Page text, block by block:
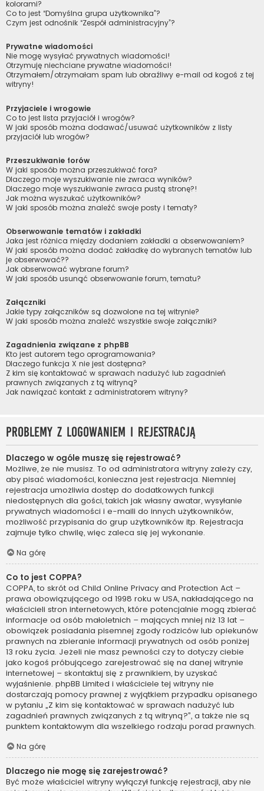
kolorami?
Co to jest “Domyślna grupa użytkownika”?
Czym jest odnośnik “Zespół administracyjny”?
Prywatne wiadomości
Nie mogę wysyłać prywatnych wiadomości!
Otrzymuję niechciane prywatne wiadomości!
Otrzymałem/otrzymałam spam lub obraźliwy e-mail od kogoś z tej
witryny!
Przyjaciele i wrogowie
Co to jest lista przyjaciół i wrogów?
W jaki sposób można dodawać/usuwać użytkowników z listy
przyjaciół lub wrogów?
Przeszukiwanie forów
W jaki sposób można przeszukiwać fora?
Dlaczego moje wyszukiwanie nie zwraca wyników?
Dlaczego moje wyszukiwanie zwraca pustą stronę?!
Jak można wyszukać użytkowników?
W jaki sposób można znaleźć swoje posty i tematy?
Obserwowanie tematów i zakładki
Jaka jest różnica między dodaniem zakładki a obserwowaniem?
W jaki sposób można dodać zakładkę do wybranych tematów lub
je obserwować??
Jak obserwować wybrane forum?
W jaki sposób usunąć obserwowanie forum, tematu?
Załączniki
Jakie typy załączników są dozwolone na tej witrynie?
W jaki sposób można znaleźć wszystkie swoje załączniki?
Zagadnienia związane z phpBB
Kto jest autorem tego oprogramowania?
Dlaczego funkcja X nie jest dostępna?
Z kim się kontaktować w sprawach nadużyć lub zagadnień
prawnych związanych z tą witryną?
Jak nawiązać kontakt z administratorem witryny?
Problemy z logowaniem i rejestracją
Dlaczego w ogóle muszę się rejestrować?
Możliwe, że nie musisz. To od administratora witryny zależy czy,
aby pisać wiadomości, konieczna jest rejestracja. Niemniej
rejestracja umożliwia dostęp do dodatkowych funkcji
niedostępnych dla gości, takich jak własny awatar, wysyłanie
prywatnych wiadomości i e-maili do innych użytkowników,
możliwość przypisania do grup użytkowników itp. Rejestracja
zajmuje tylko chwilę, więc zaleca się jej wykonanie.
Na górę
Co to jest COPPA?
COPPA, to skrót od Child Online Privacy and Protection Act –
prawa obowiązującego od 1998 roku w USA, nakładającego na
właścicieli stron internetowych, które potencjalnie mogą zbierać
informacje od osób małoletnich – mających mniej niż 13 lat –
obowiązek posiadania pisemnej zgody rodziców lub opiekunów
prawnych na zbieranie informacji prywatnych od osób poniżej
13 roku życia. Jeżeli nie masz pewności czy to dotyczy ciebie
jako kogoś próbującego zarejestrować się na danej witrynie
internetowej – skontaktuj się z prawnikiem, by uzyskać
wyjaśnienie. phpBB Limited i właściciele tej witryny nie
dostarczają pomocy prawnej z wyjątkiem przypadku opisanego
w pytaniu „Z kim się kontaktować w sprawach nadużyć lub
zagadnień prawnych związanych z tą witryną?”, a także nie są
punktem kontaktowym dla wszelkiego rodzaju porad prawnych.
Na górę
Dlaczego nie mogę się zarejestrować?
Być może właściciel witryny wyłączył funkcję rejestracji, aby nie